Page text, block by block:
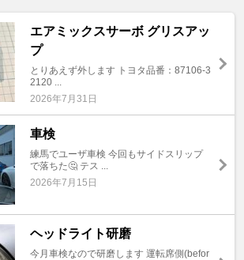
エアミックスサーボ グリスアッ
プ
とりあえず外します トヨタ品番：87106-3
2120 ...
2026年7月31日
車検
練馬でユーザ車検 今回もサイドスリップ
で落ちた🤔 テス ...
2026年7月15日
ヘッドライト研磨
今月車検なので研磨します 運転席側(befor